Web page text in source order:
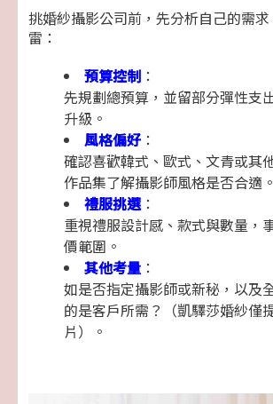
挑婚紗攝影公司前，先分析自己的需
雷：
預算控制 ：
先規劃總預算，並留部分彈性支
升級。
風格偏好 ：
確認喜歡韓式、歐式、文青或其
作品集了解攝影師風格是否合適。
禮服挑選：
重視禮服設計感、款式與數量，
價範圍。
其他考量 ：
如是否指定攝影師或新秘，以及
的是客戶所需？（凱驛莎婚紗僅
片）。